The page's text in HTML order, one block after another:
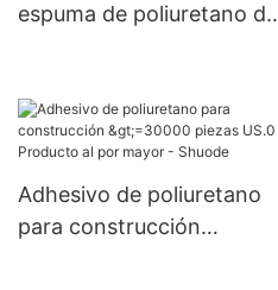
espuma de poliuretano de
Adhesivo de poliuretano
para construcción